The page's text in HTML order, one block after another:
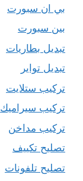
بي ان سبورت
بين سبورت
تبديل بطاريات
تبديل تواير
تركيب ستلايت
تركيب سيراميك
تركيب مداخن
تصليح تكييف
تصليح تلفونات